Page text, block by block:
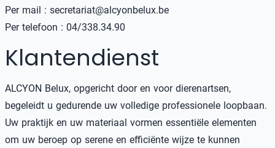
Per mail : secretariat@alcyonbelux.be
Per telefoon : 04/338.34.90
Klantendienst
ALCYON Belux, opgericht door en voor dierenartsen,
begeleidt u gedurende uw volledige professionele loopbaan.
Uw praktijk en uw materiaal vormen essentiële elementen
om uw beroep op serene en efficiënte wijze te kunnen